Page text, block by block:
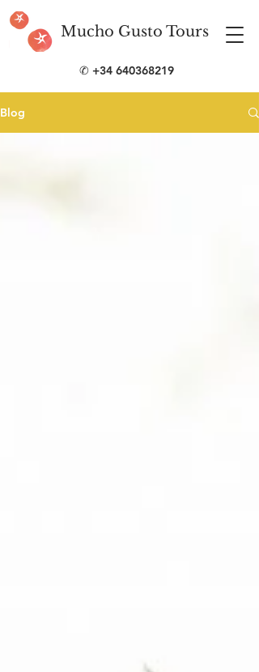
Mucho Gusto Tours
✆ +34 640368219
Blog